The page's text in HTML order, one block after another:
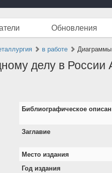
Обновления
в работе
делу в России
Библиографическое
Заглавие
Место издания
Год издания